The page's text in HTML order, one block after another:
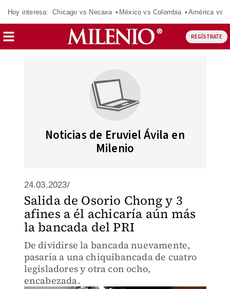
Hoy interesa: Chicago vs Necaxa México vs Colombia América vs
REGÍSTRATE
Noticias de Eruviel Ávila en
Milenio
24.03.2023/
Salida de Osorio Chong y 3
afines a él achicaría aún más
la bancada del PRI
De dividirse la bancada nuevamente,
pasaría a una chiquibancada de cuatro
legisladores y otra con ocho,
encabezada.